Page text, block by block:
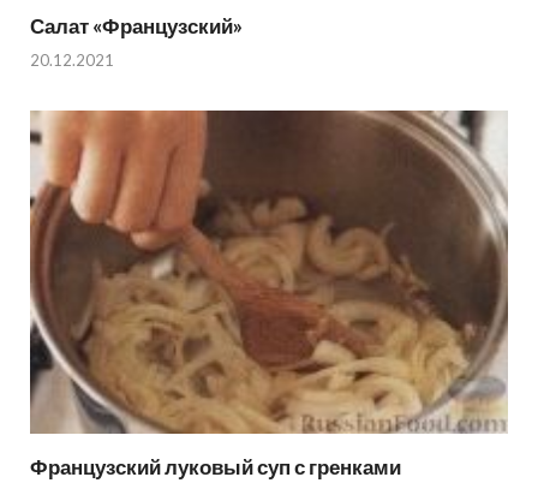
Салат «Французский»
20.12.2021
Французский луковый суп с гренками